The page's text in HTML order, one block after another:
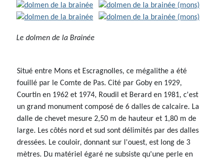
Le dolmen de la Brainée
Situé entre Mons et Escragnolles, ce mégalithe a été
fouillé par le Comte de Pas. Cité par Goby en 1929,
Courtin en 1962 et 1974, Roudil et Berard en 1981, c'est
un grand monument composé de 6 dalles de calcaire. La
dalle de chevet mesure 2,50 m de hauteur et 1,80 m de
large. Les côtés nord et sud sont délimités par des dalles
dressées. Le couloir, donnant sur l'ouest, est long de 3
mètres. Du matériel égaré ne subsiste qu'une perle en